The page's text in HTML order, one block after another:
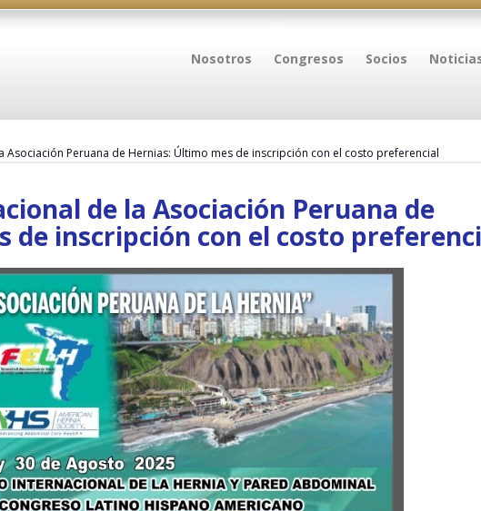
Nosotros Congresos Socios
Asociación Peruana de Hernias: Último mes de inscripción con el costo preferencial
de la Asociación Peruana de
de inscripción con el costo